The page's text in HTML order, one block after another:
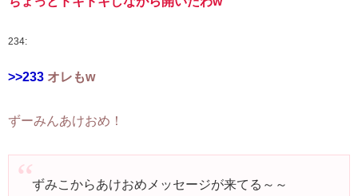
234:
>>233 オレもw
ずーみんあけおめ！
ずみこからあけおめメッセージが来てる～～